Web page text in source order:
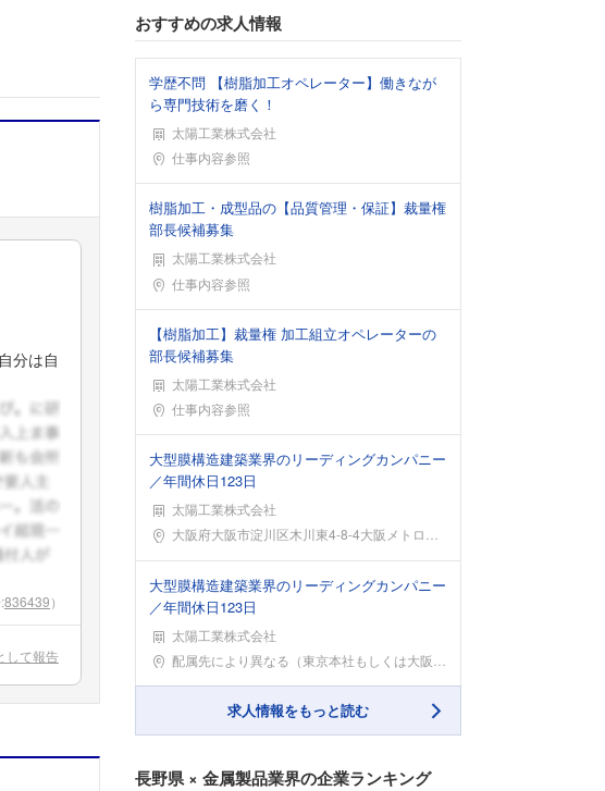
分は自
836439）
して報告
おすすめの求人情報
学歴不問 【樹脂加工オペレーター】働きなが
ら専門技術を磨く！
太陽工業株式会社
勤務地仕事内容参照
樹脂加工・成型品の【品質管理・保証】裁量権
部長候補募集
太陽工業株式会社
勤務地仕事内容参照
【樹脂加工】裁量権 加工組立オペレーターの
部長候補募集
太陽工業株式会社
勤務地仕事内容参照
大型膜構造建築業界のリーディングカンパニー
／年間休日123日
太陽工業株式会社
勤務地大阪府大阪市淀川区木川東4-8-4大阪メトロ御堂筋
大型膜構造建築業界のリーディングカンパニー
／年間休日123日
太陽工業株式会社
勤務地配属先により異なる（東京本社もしくは大阪本社）配属
求人情報をもっと読む
長野県× 金属製品業界の企業ランキング